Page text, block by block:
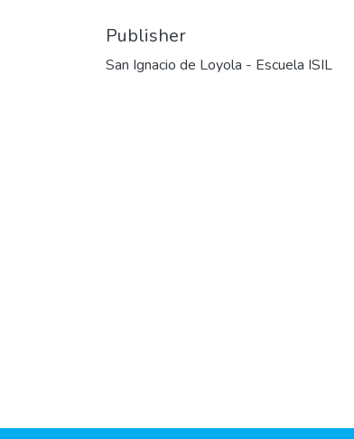
Publisher
San Ignacio de Loyola - Escuela ISIL